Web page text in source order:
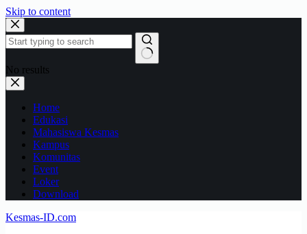
Skip to content
No results
Home
Edukasi
Mahasiswa Kesmas
Kampus
Komunitas
Event
Loker
Download
Kesmas-ID.com